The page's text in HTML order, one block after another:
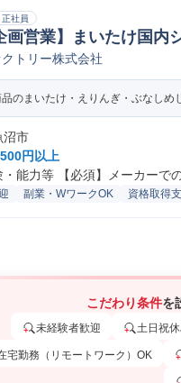
正社員
画営業】まいたけ国内
法人営業
トリー株式会社
のまいたけ・えりんぎ・ぶなし
沼市
円以上
能力等 【必須】メーカーで
副業・WワークOK 資格取得
こだわり条件を
未経験者歓迎 土日祝
宅勤務（リモートワーク）OK